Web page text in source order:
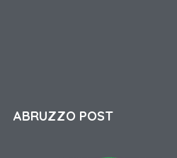
ABRUZZO POST